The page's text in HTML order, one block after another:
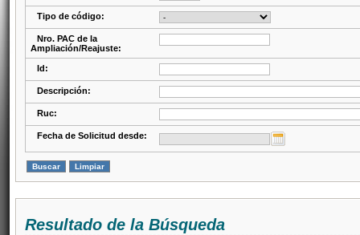
Tipo de código:
Nro. PAC de la
Ampliación/Reajuste:
Id:
Descripción:
Ruc:
Fecha de Solicitud desde:
Resultado de la Búsqueda